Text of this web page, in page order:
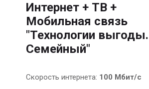
Интернет + ТВ +
Мобильная связь
"Технологии выгоды.
Семейный"
Скорость интернета: 100 Мбит/с